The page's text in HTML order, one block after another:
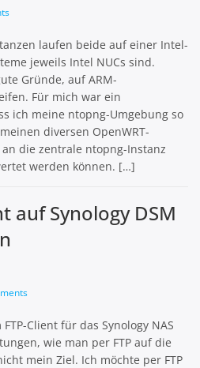
laufen beide auf einer Intel-
jeweils Intel NUCs sind.
Gründe, auf ARM-
Für mich war ein
ich meine ntopng-Umgebung so
diversen OpenWRT-
die zentrale ntopng-Instanz
werden können. […]
auf Synology DSM
Client für das Synology NAS
wie man per FTP auf die
mein Ziel. Ich möchte per FTP